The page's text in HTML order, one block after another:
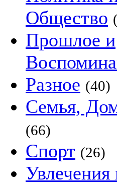
Общество
Прошлое и
Разное (40)
Семья,
(66)
Спорт (26)